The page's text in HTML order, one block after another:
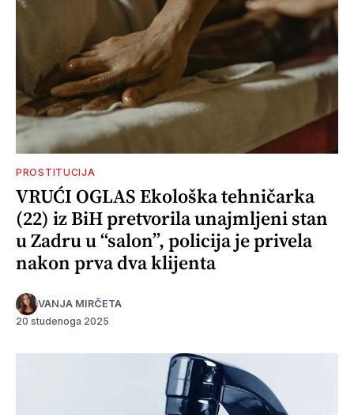
PROSTITUCIJA
VRUĆI OGLAS Ekološka tehničarka
(22) iz BiH pretvorila unajmljeni stan
u Zadru u “salon”, policija je privela
nakon prva dva klijenta
VANJA MIRČETA
20 studenoga 2025